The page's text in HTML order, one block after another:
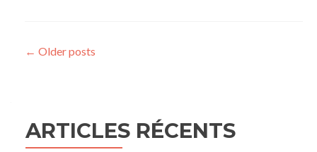
Posts navigation
← Older posts
ARTICLES RÉCENTS